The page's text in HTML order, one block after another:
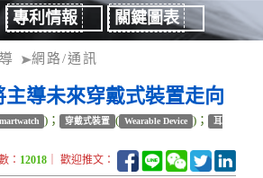
專利情報
關鍵圖表
網路/通訊
導未來穿戴式裝置走向
)； 穿戴式裝置 ( Wearable Device )；
耳
： 12018 ｜ 歡迎推文：